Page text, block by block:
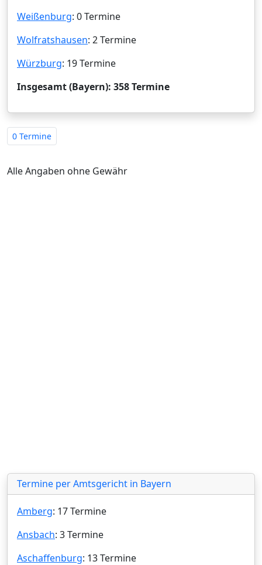
Weißenburg: 0 Termine
Wolfratshausen: 2 Termine
Würzburg: 19 Termine
Insgesamt (Bayern): 358 Termine
0 Termine
Alle Angaben ohne Gewähr
Termine per Amtsgericht in Bayern
Amberg: 17 Termine
Ansbach: 3 Termine
Aschaffenburg: 13 Termine